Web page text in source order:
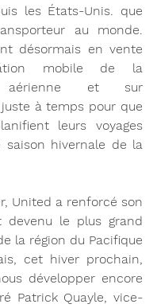
les États-Unis. que
au monde.
désormais en vente
mobile de la
aérienne et sur
à temps pour que
leurs voyages
saison hivernale de la
United a renforcé son
devenu le plus grand
la région du Pacifique
cet hiver prochain,
développer encore
Patrick Quayle, vice-